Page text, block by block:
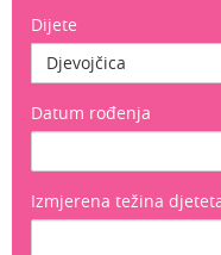
Dijete
Djevojčica
Datum rođenja
Izmjerena težina